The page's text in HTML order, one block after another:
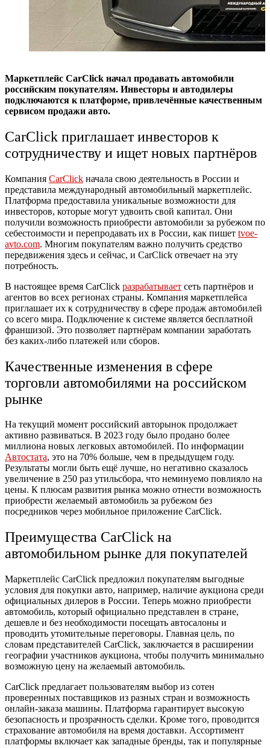
Маркетплейс CarClick начал продавать автомобили
российским покупателям. Инвесторы и автодилеры
подключаются к платформе, привлечённые качественным
сервисом продажи авто.
CarClick приглашает инвесторов к
сотрудничеству и ищет новых партнёров
Компания CarClick начала свою деятельность в России и
представила международный автомобильный маркетплейс.
Платформа предоставила уникальные возможности для
инвесторов, которые могут удвоить свой капитал. Они
получили возможность приобрести автомобили за рубежом по
себестоимости и перепродавать их в России, как пишет tvoe-
avto.com. Многим покупателям важно получить средство
передвижения здесь и сейчас, и CarClick отвечает на эту
потребность.
В настоящее время CarClick разрабатывает сеть партнёров и
агентов во всех регионах страны. Компания маркетплейса
приглашает их к сотрудничеству в сфере продаж автомобилей
со всего мира. Подключение к системе является бесплатной
франшизой. Это позволяет партнёрам компании заработать
без каких-либо платежей или сборов.
Качественные изменения в сфере
торговли автомобилями на российском
рынке
На текущий момент российский авторынок продолжает
активно развиваться. В 2023 году было продано более
миллиона новых легковых автомобилей. По информации
Автостата, это на 70% больше, чем в предыдущем году.
Результаты могли быть ещё лучше, но негативно сказалось
увеличение в 250 раз утильсбора, что неминуемо повлияло на
цены. К плюсам развития рынка можно отнести возможность
приобрести желаемый автомобиль за рубежом без
посредников через мобильное приложение CarClick.
Преимущества CarClick на
автомобильном рынке для покупателей
Маркетплейс CarClick предложил покупателям выгодные
условия для покупки авто, например, наличие аукциона среди
официальных дилеров в России. Теперь можно приобрести
автомобиль, который официально представлен в стране,
дешевле и без необходимости посещать автосалоны и
проводить утомительные переговоры. Главная цель, по
словам представителей CarClick, заключается в расширении
географии участников аукциона, чтобы получить минимально
возможную цену на желаемый автомобиль.
CarClick предлагает пользователям выбор из сотен
проверенных поставщиков из разных стран и возможность
онлайн-заказа машины. Платформа гарантирует высокую
безопасность и прозрачность сделки. Кроме того, проводится
страхование автомобиля на время доставки. Ассортимент
платформы включает как западные бренды, так и популярные